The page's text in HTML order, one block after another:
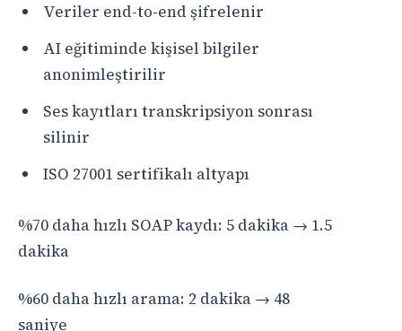
Veriler end-to-end şifrelenir
AI eğitiminde kişisel bilgiler
anonimleştirilir
Ses kayıtları transkripsiyon sonrası
silinir
ISO 27001 sertifikalı altyapı
%70 daha hızlı SOAP kaydı: 5 dakika → 1.5
dakika
%60 daha hızlı arama: 2 dakika → 48
saniye